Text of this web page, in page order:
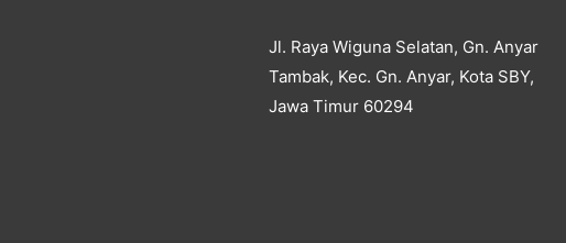
Jl. Raya Wiguna Selatan, Gn. Anyar
Tambak, Kec. Gn. Anyar, Kota SBY,
Jawa Timur 60294